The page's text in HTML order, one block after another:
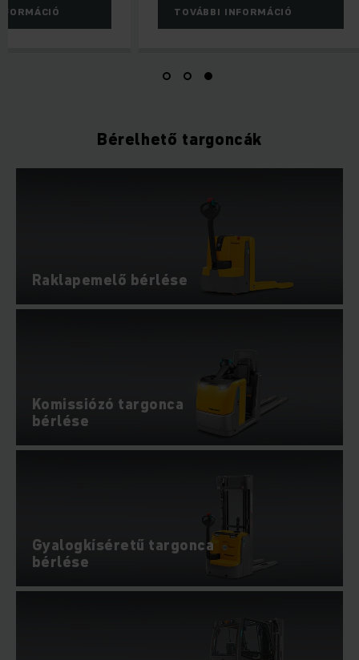
TOVÁBBI INFORMÁCIÓ
Bérelhető targoncák
Raklapemelő bérlése
Komissiózó targonca
bérlése
Gyalogkíséretű targonca
bérlése